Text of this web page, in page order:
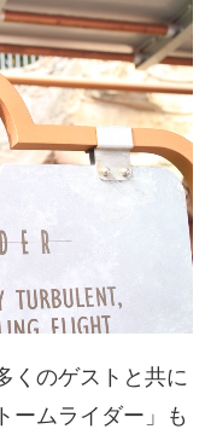
くのゲストと共に
ームライダー」も